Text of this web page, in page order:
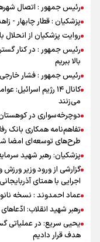
رئیس جمهور : اتصال
پزشکیان : قطار چابهار -
روایت پزشکیان از انحلال
رئیس جمهور : در کنار
بالا ببریم
رئیس جمهور : فشار
کانال ۱۴ رژیم
می‌زنند
دوچرخه‌سواری در
تفاهم‌نامه همکاری بانک
طرح‌های توسعه‌ای امضا
پزشکیان: رهبر شهید
گزارشی از ورود وزیر ورزش
اجرایی با همتای آذربایجانی
عماد احمدوند : نسخه
رهبر شهید انقلاب:
یحیی سریع: در عملیاتی
هدف قرار دادیم